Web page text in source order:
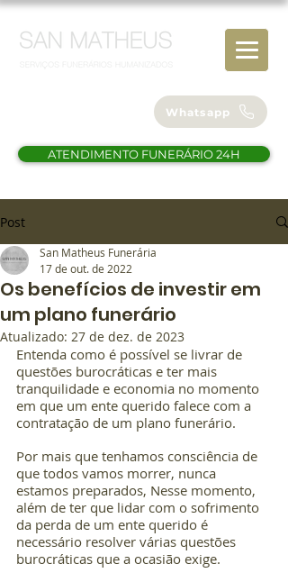
Whatsapp
ATENDIMENTO FUNERÁRIO 24H
Post
Os benefícios de investir em
um plano funerário
San Matheus Funerária
17 de out. de 2022
Atualizado: 27 de dez. de 2023
Entenda como é possível se livrar de
questões burocráticas e ter mais
tranquilidade e economia no momento
em que um ente querido falece com a
contratação de um plano funerário.
Por mais que tenhamos consciência de
que todos vamos morrer, nunca
estamos preparados, Nesse momento,
além de ter que lidar com o sofrimento
da perda de um ente querido é
necessário resolver várias questões
burocráticas que a ocasião exige.